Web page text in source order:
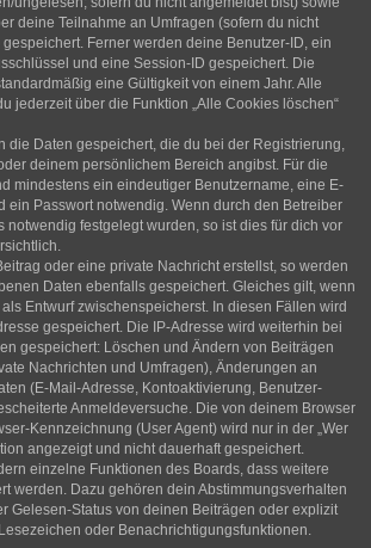
deine Teilnahme an Umfragen (sofern du nicht
Ferner werden deine Benutzer-ID, ein
und eine Session-ID gespeichert. Die
eine Gültigkeit von einem Jahr. Alle
jederzeit über die Funktion „Alle Cookies löschen“
die Daten gespeichert, die du bei der Registrierung,
deinem persönlichem Bereich angibst. Für die
mindestens ein eindeutiger Benutzername, eine E-
ein Passwort notwendig. Wenn durch den Betreiber
notwendig festgelegt wurden, so ist dies für dich vor
oder eine private Nachricht erstellst, so werden
Daten ebenfalls gespeichert. Gleiches gilt, wenn
Entwurf zwischenspeicherst. In diesen Fällen wird
gespeichert. Die IP-Adresse wird weiterhin bei
gespeichert: Löschen und Ändern von Beiträgen
Nachrichten und Umfragen), Änderungen an
(E-Mail-Adresse, Kontoaktivierung, Benutzer-
Anmeldeversuche. Die von deinem Browser
Kennzeichnung (User Agent) wird nur in der „Wer
angezeigt und nicht dauerhaft gespeichert.
einzelne Funktionen des Boards, dass weitere
werden. Dazu gehören dein Abstimmungsverhalten
Gelesen-Status von deinen Beiträgen oder explizit
oder Benachrichtigungsfunktionen.